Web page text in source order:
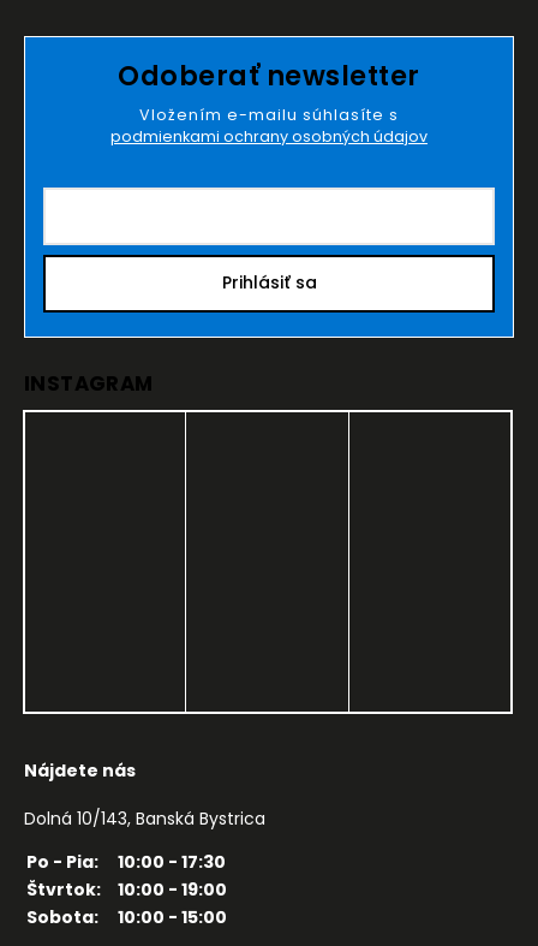
Odoberať newsletter
Vložením e-mailu súhlasíte s
podmienkami ochrany osobných údajov
Prihlásiť sa
INSTAGRAM
Nájdete nás
Dolná 10/143, Banská Bystrica
Po - Pia:
10:00 - 17:30
Štvrtok:
10:00 - 19:00
Sobota:
10:00 - 15:00